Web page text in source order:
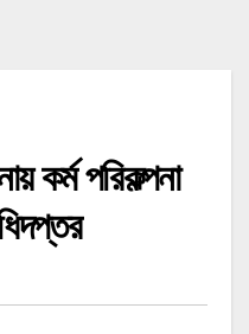
কর্ম পরিকল্পনা